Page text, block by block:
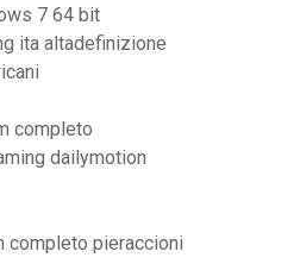
7 64 bit
ita altadefinizione
completo
dailymotion
completo pieraccioni